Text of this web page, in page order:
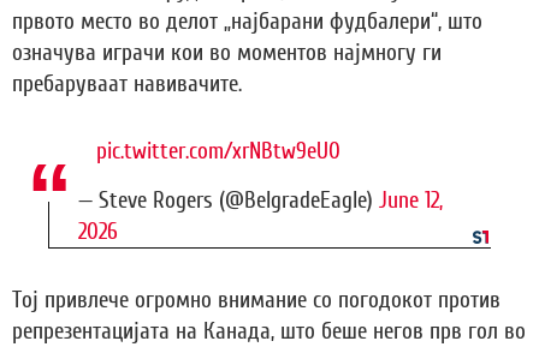
првото место во делот „најбарани фудбалери“, што
означува играчи кои во моментов најмногу ги
пребаруваат навивачите.
pic.twitter.com/xrNBtw9eU0
— Steve Rogers (@BelgradeEagle) June 12,
2026
Тој привлече огромно внимание со погодокот против
репрезентацијата на Канада, што беше негов прв гол во